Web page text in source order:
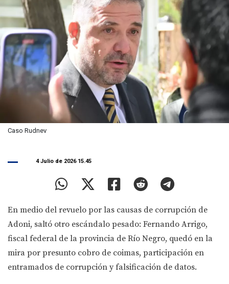
Caso Rudnev
4 Julio de 2026 15.45
En medio del revuelo por las causas de corrupción de
Adoni, saltó otro escándalo pesado: Fernando Arrigo,
fiscal federal de la provincia de Río Negro, quedó en la
mira por presunto cobro de coimas, participación en
entramados de corrupción y falsificación de datos.